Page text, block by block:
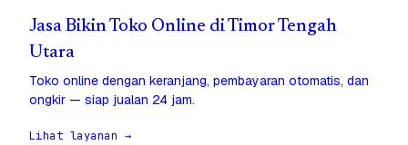
Jasa Bikin Toko Online di Timor Tengah
Utara
Toko online dengan keranjang, pembayaran otomatis, dan
ongkir — siap jualan 24 jam.
Lihat layanan →